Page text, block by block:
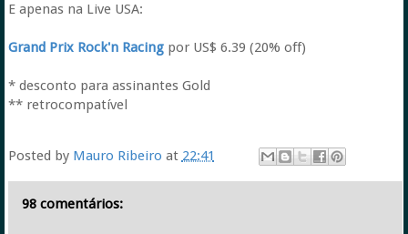
E apenas na Live USA:
Grand Prix Rock'n Racingpor US$ 6.39 (20% off)
* desconto para assinantes Gold
** retrocompatível
Posted by Mauro Ribeiro at 22:41
98 comentários: